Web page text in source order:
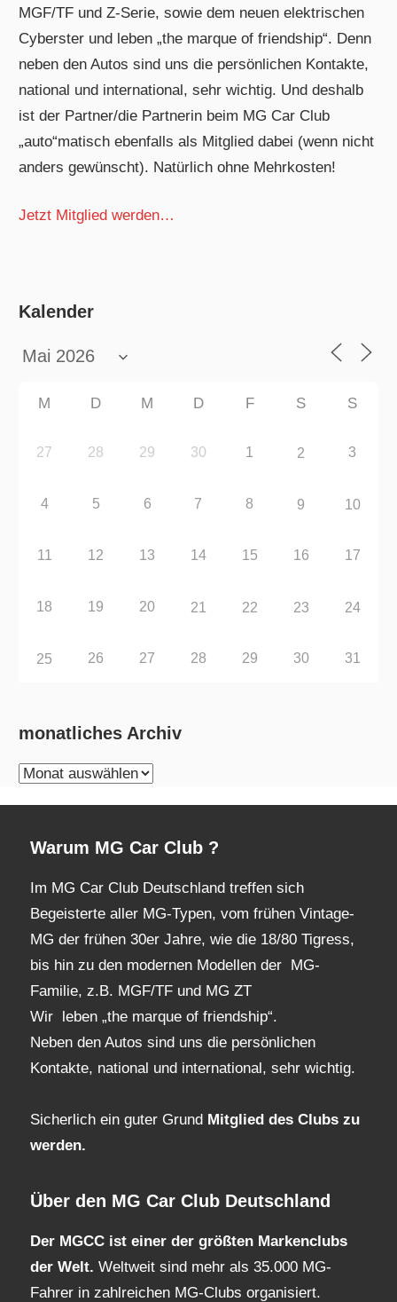
MGF/TF und Z-Serie, sowie dem neuen elektrischen
Cyberster und leben „the marque of friendship“. Denn
neben den Autos sind uns die persönlichen Kontakte,
national und international, sehr wichtig. Und deshalb
ist der Partner/die Partnerin beim MG Car Club
„auto“matisch ebenfalls als Mitglied dabei (wenn nicht
anders gewünscht). Natürlich ohne Mehrkosten!
Jetzt Mitglied werden…
Kalender
M D M D F S S
27 28 29 30 1 2 3
4 5 6 7 8 9 10
11 12 13 14 15 16 17
18 19 20 21 22 23 24
25 26 27 28 29 30 31
monatliches Archiv
monatliches
Warum MG Car Club ?
Im MG Car Club Deutschland treffen sich
Begeisterte aller MG-Typen, vom frühen Vintage-
MG der frühen 30er Jahre, wie die 18/80 Tigress,
bis hin zu den modernen Modellen der MG-
Familie, z.B. MGF/TF und MG ZT
Wir leben „the marque of friendship“.
Neben den Autos sind uns die persönlichen
Kontakte, national und international, sehr wichtig.
Sicherlich ein guter Grund Mitglied des Clubs zu
werden.
Über den MG Car Club Deutschland
Der MGCC ist einer der größten Markenclubs
der Welt. Weltweit sind mehr als 35.000 MG-
Fahrer in zahlreichen MG-Clubs organisiert.